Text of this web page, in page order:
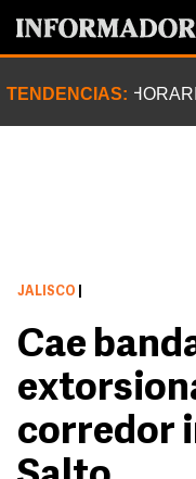
TENDENCIAS:
JALISCO
Cae
corredor